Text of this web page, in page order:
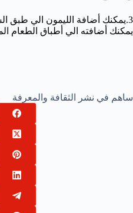
3.يمكنك أضافة الليمون الي طبق
يمكنك أضافته الي أطباق الطعام
ساهم في نشر الثقافة والمعرفة